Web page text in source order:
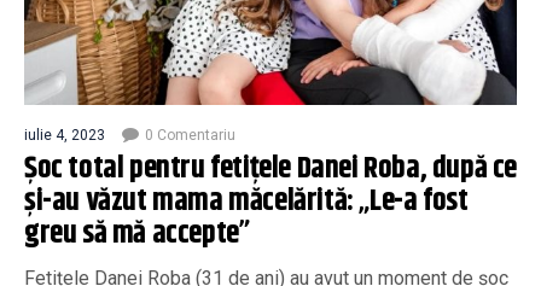
iulie 4, 2023 0 Comentariu
Șoc total pentru fetițele Danei Roba, după ce
și-au văzut mama măcelărită: „Le-a fost
greu să mă accepte”
Fetițele Danei Roba (31 de ani) au avut un moment de șoc